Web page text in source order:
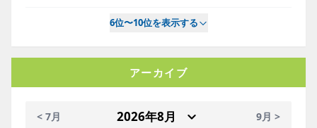
6位〜10位を表示する
アーカイブ
< 7月 9月 >